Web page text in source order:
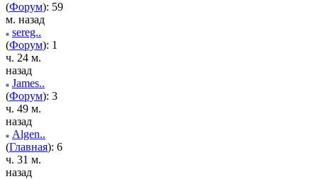
(Форум): 59
м. назад
sereg..
(Форум): 1
ч. 24 м.
назад
James..
(Форум): 3
ч. 49 м.
назад
Algen..
(Главная): 6
ч. 31 м.
назад